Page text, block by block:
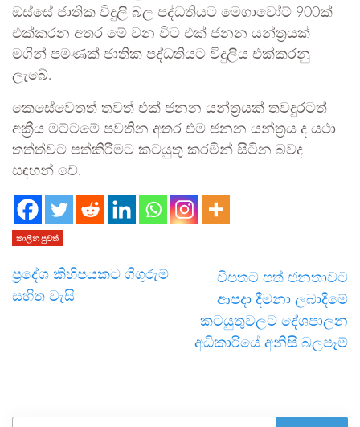
ඔස්සේ ජාතික විදුලි බල පද්ධතියට මෙගාවෝට් 900ක්
එක්කරන අතර මේ වන විට එක් ජනන යන්ත්‍රයක්
මගින් පමණක් ජාතික පද්ධතියට විදුලිය එක්කරනු
ලැබේ.
කෙසේවෙතත් තවත් එක් ජනන යන්ත්‍රයක් තවදුරටත්
අක්‍රීය මට්ටමේ පවතින අතර එම ජනන යන්ත්‍රය ද යථා
තත්ත්වට පත්කිරීමට කටයුතු කරමින් සිටින බවද
සඳහන් වේ.
කාලීන පුවත්
ප්‍රදේශ කිහිපයකට ගිගුරුම්
සහිත වැසි
විපතට පත් ජනතාවට
ආපදා දීමනා ලබාදීමේ
කටයුතුවලට දේශපාලන
අධිකාරියේ අනිසි බලපෑම්